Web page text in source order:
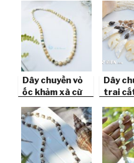
Dây chuyền vỏ
ốc khảm xà cừ
Dây
trai